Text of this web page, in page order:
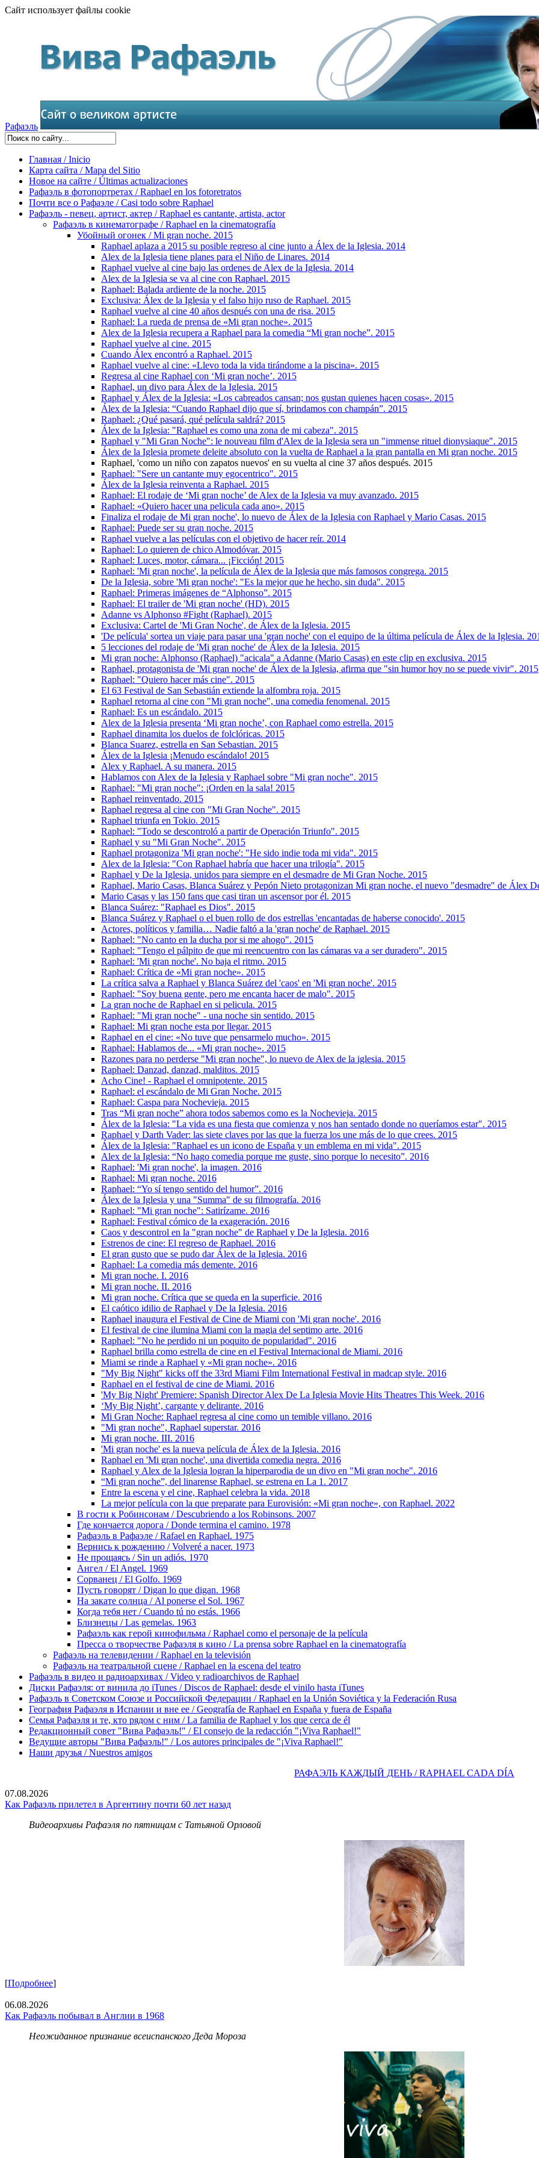
Сайт использует файлы cookie
Рафаэль
Главная / Inicio
Карта сайта / Mapa del Sitio
Новое на сайте / Últimas actualizaciones
Рафаэль в фотопортретах / Raphael en los fotoretratos
Почти все о Рафаэле / Casi todo sobre Raphael
Рафаэль - певец, артист, актер / Raphael es cantante, artista, actor
Рафаэль в кинематографе / Raphael en la cinematografía
Убойный огонек / Mi gran noche. 2015
Raphael aplaza a 2015 su posible regreso al cine junto a Álex de la Iglesia. 2014
Alex de la Iglesia tiene planes para el Niño de Linares. 2014
Raphael vuelve al cine bajo las ordenes de Alex de la Iglesia. 2014
Alex de la Iglesia se va al cine con Raphael. 2015
Raphael: Balada ardiente de la noche. 2015
Exclusiva: Álex de la Iglesia y el falso hijo ruso de Raphael. 2015
Raphael vuelve al cine 40 años después con una de risa. 2015
Raphael: La rueda de prensa de «Mi gran noche». 2015
Alex de la Iglesia recupera a Raphael para la comedia “Mi gran noche”. 2015
Raphael vuelve al cine. 2015
Cuando Álex encontró a Raphael. 2015
Raphael vuelve al cine: «Llevo toda la vida tirándome a la piscina». 2015
Regresa al cine Raphael con ‘Mi gran noche’. 2015
Raphael, un divo para Álex de la Iglesia. 2015
Raphael y Álex de la Iglesia: «Los cabreados cansan; nos gustan quienes hacen cosas». 2015
Álex de la Iglesia: “Cuando Raphael dijo que sí, brindamos con champán”. 2015
Raphael: ¿Qué pasará, qué película saldrá? 2015
Álex de la Iglesia: "Raphael es como una zona de mi cabeza". 2015
Raphael y "Mi Gran Noche": le nouveau film d'Alex de la Iglesia sera un "immense rituel dionysiaque". 2015
Álex de la Iglesia promete deleite absoluto con la vuelta de Raphael a la gran pantalla en Mi gran noche. 2015
Raphael, 'como un niño con zapatos nuevos' en su vuelta al cine 37 años después. 2015
Raphael: "Sere un cantante muy egocentrico". 2015
Álex de la Iglesia reinventa a Raphael. 2015
Raphael: El rodaje de ‘Mi gran noche’ de Alex de la Iglesia va muy avanzado. 2015
Raphael: «Quiero hacer una pelicula cada ano». 2015
Finaliza el rodaje de Mi gran noche', lo nuevo de Álex de la Iglesia con Raphael y Mario Casas. 2015
Raphael: Puede ser su gran noche. 2015
Raphael vuelve a las películas con el objetivo de hacer reír. 2014
Raphael: Lo quieren de chico Almodóvar. 2015
Raphael: Luces, motor, cámara... ¡Ficción! 2015
Raphael: 'Mi gran noche', la película de Álex de la Iglesia que más famosos congrega. 2015
De la Iglesia, sobre 'Mi gran noche': "Es la mejor que he hecho, sin duda". 2015
Raphael: Primeras imágenes de “Alphonso”. 2015
Raphael: El trailer de 'Mi gran noche' (HD). 2015
Adanne vs Alphonso #Fight (Raphael). 2015
Exclusiva: Cartel de 'Mi Gran Noche', de Álex de la Iglesia. 2015
'De película' sortea un viaje para pasar una 'gran noche' con el equipo de la última película de Álex de la Iglesia.
5 lecciones del rodaje de 'Mi gran noche' de Álex de la Iglesia. 2015
Mi gran noche: Alphonso (Raphael) "acicala" a Adanne (Mario Casas) en este clip en exclusiva. 2015
Raphael, protagonista de 'Mi gran noche' de Álex de la Iglesia, afirma que "sin humor hoy no se puede vivir". 2015
Raphael: "Quiero hacer más cine". 2015
El 63 Festival de San Sebastián extiende la alfombra roja. 2015
Raphael retorna al cine con "Mi gran noche", una comedia fenomenal. 2015
Raphael: Es un escándalo. 2015
Alex de la Iglesia presenta ‘Mi gran noche’, con Raphael como estrella. 2015
Raphael dinamita los duelos de folclóricas. 2015
Blanca Suarez, estrella en San Sebastian. 2015
Álex de la Iglesia ¡Menudo escándalo! 2015
Alex y Raphael. A su manera. 2015
Hablamos con Alex de la Iglesia y Raphael sobre "Mi gran noche". 2015
Raphael: "Mi gran noche": ¡Orden en la sala! 2015
Raphael reinventado. 2015
Raphael regresa al cine con "Mi Gran Noche". 2015
Raphael triunfa en Tokio. 2015
Raphael: "Todo se descontroló a partir de Operación Triunfo". 2015
Raphael y su "Mi Gran Noche". 2015
Raphael protagoniza 'Mi gran noche': "He sido indie toda mi vida". 2015
Alex de la Iglesia: "Con Raphael habría que hacer una trilogía". 2015
Raphael y De la Iglesia, unidos para siempre en el desmadre de Mi Gran Noche. 2015
Raphael, Mario Casas, Blanca Suárez y Pepón Nieto protagonizan Mi gran noche, el nuevo "desmadre" de Álex
Mario Casas y las 150 fans que casi tiran un ascensor por él. 2015
Blanca Suárez: "Raphael es Dios". 2015
Blanca Suárez y Raphael o el buen rollo de dos estrellas 'encantadas de haberse conocido'. 2015
Actores, políticos y familia… Nadie faltó a la 'gran noche' de Raphael. 2015
Raphael: "No canto en la ducha por si me ahogo". 2015
Raphael: "Tengo el pálpito de que mi reencuentro con las cámaras va a ser duradero". 2015
Raphael: 'Mi gran noche'. No baja el ritmo. 2015
Raphael: Crítica de «Mi gran noche». 2015
La crítica salva a Raphael y Blanca Suárez del 'caos' en 'Mi gran noche'. 2015
Raphael: "Soy buena gente, pero me encanta hacer de malo". 2015
La gran noche de Raphael en si pelicula. 2015
Raphael: "Mi gran noche" - una noche sin sentido. 2015
Raphael: Mi gran noche esta por llegar. 2015
Raphael en el cine: «No tuve que pensarmelo mucho». 2015
Raphael: Hablamos de... «Mi gran noche». 2015
Razones para no perderse "Mi gran noche", lo nuevo de Alex de la iglesia. 2015
Raphael: Danzad, danzad, malditos. 2015
Acho Cine! - Raphael el omnipotente. 2015
Raphael: el escándalo de Mi Gran Noche. 2015
Raphael: Caspa para Nochevieja. 2015
Tras “Mi gran noche” ahora todos sabemos como es la Nochevieja. 2015
Álex de la Iglesia: "La vida es una fiesta que comienza y nos han sentado donde no queríamos estar". 2015
Raphael y Darth Vader: las siete claves por las que la fuerza los une más de lo que crees. 2015
Álex de la Iglesia: "Raphael es un icono de España y un emblema en mi vida". 2015
Alex de la Iglesia: “No hago comedia porque me guste, sino porque lo necesito”. 2016
Raphael: 'Mi gran noche', la imagen. 2016
Raphael: Mi gran noche. 2016
Raphael: “Yo sí tengo sentido del humor”. 2016
Álex de la Iglesia y una "Summa" de su filmografía. 2016
Raphael: "Mi gran noche": Satirízame. 2016
Raphael: Festival cómico de la exageración. 2016
Caos y descontrol en la "gran noche" de Raphael y De la Iglesia. 2016
Estrenos de cine: El regreso de Raphael. 2016
El gran gusto que se pudo dar Álex de la Iglesia. 2016
Raphael: La comedia más demente. 2016
Mi gran noche. I. 2016
Mi gran noche. II. 2016
Mi gran noche. Crítica que se queda en la superficie. 2016
El caótico idilio de Raphael y De la Iglesia. 2016
Raphael inaugura el Festival de Cine de Miami con 'Mi gran noche'. 2016
El festival de cine ilumina Miami con la magia del septimo arte. 2016
Raphael: "No he perdido ni un poquito de popularidad". 2016
Raphael brilla como estrella de cine en el Festival Internacional de Miami. 2016
Miami se rinde a Raphael y «Mi gran noche». 2016
"My Big Night" kicks off the 33rd Miami Film International Festival in madcap style. 2016
Raphael en el festival de cine de Miami. 2016
'My Big Night' Premiere: Spanish Director Alex De La Iglesia Movie Hits Theatres This Week. 2016
‘My Big Night’, cargante y delirante. 2016
Mi Gran Noche: Raphael regresa al cine como un temible villano. 2016
"Mi gran noche", Raphael superstar. 2016
Mi gran noche. III. 2016
'Mi gran noche' es la nueva película de Álex de la Iglesia. 2016
Raphael en 'Mi gran noche', una divertida comedia negra. 2016
Raphael y Alex de la Iglesia logran la hiperparodia de un divo en "Mi gran noche". 2016
“Mi gran noche”, del linarense Raphael, se estrena en La 1. 2017
Entre la escena y el cine, Raphael celebra la vida. 2018
La mejor película con la que preparate para Eurovisión: «Mi gran noche», con Raphael. 2022
В гости к Робинсонам / Descubriendo a los Robinsons. 2007
Где кончается дорога / Donde termina el camino. 1978
Рафаэль в Рафаэле / Rafael en Raphael. 1975
Вернись к рождению / Volveré a nacer. 1973
Не прощаясь / Sin un adiós. 1970
Ангел / El Angel. 1969
Сорванец / El Golfo. 1969
Пусть говорят / Digan lo que digan. 1968
На закате солнца / Al ponerse el Sol. 1967
Когда тебя нет / Cuando tú no estás. 1966
Близнецы / Las gemelas. 1963
Рафаэль как герой кинофильма / Raphael como el personaje de la película
Пресса о творчестве Рафаэля в кино / La prensa sobre Raphael en la cinematografía
Рафаэль на телевидении / Raphael en la televisión
Рафаэль на театральной сцене / Raphael en la escena del teatro
Рафаэль в видео и радиоархивах / Video y radioarchivos de Raphael
Диски Рафаэля: от винила до iTunes / Discos de Raphael: desde el vinilo hasta iTunes
Рафаэль в Советском Союзе и Российской Федерации / Raphael en la Unión Soviética y la Federación Rusa
География Рафаэля в Испании и вне ее / Geografía de Raphael en España y fuera de España
Семья Рафаэля и те, кто рядом с ним / La familia de Raphael y los que cerca de él
Редакционный совет "Вива Рафаэль!" / El consejo de la redacción "¡Viva Raphael!"
Ведущие авторы "Вива Рафаэль!" / Los autores principales de "¡Viva Raphael!"
Наши друзья / Nuestros amigos
РАФАЭЛЬ КАЖДЫЙ ДЕНЬ / RAPHAEL CADA DÍA
07.08.2026
Как Рафаэль прилетел в Аргентину почти 60 лет назад
Видеоархивы Рафаэля по пятницам с Татьяной Орловой
[Подробнее]
06.08.2026
Как Рафаэль побывал в Англии в 1968
Неожиданное признание всеиспанского Деда Мороза